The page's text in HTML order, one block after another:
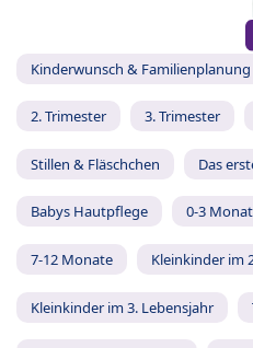
Kinderwunsch & Familienplanung
2. Trimester 3. Trimester
Stillen & Fläschchen Das
Babys Hautpflege 0-3
7-12 Monate Kleinkinder im
Kleinkinder im 3. Lebensjahr